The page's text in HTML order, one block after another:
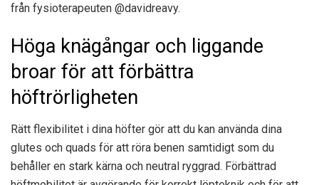
från fysioterapeuten @davidreavy.
Höga knägångar och liggande
broar för att förbättra
höftrörligheten
Rätt flexibilitet i dina höfter gör att du kan använda dina
glutes och quads för att röra benen samtidigt som du
behåller en stark kärna och neutral ryggrad. Förbättrad